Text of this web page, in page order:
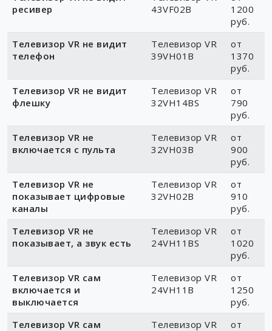
Телевизор VR не видит
Телевизор VR
от
1200
руб.
Телевизор VR не видит
Телевизор VR
от
1370
руб.
Телевизор VR не видит
Телевизор VR
от
790
руб.
Телевизор VR не
Телевизор VR
от
900
руб.
Телевизор VR не
показывает цифровые
каналы
Телевизор VR
от
910
руб.
Телевизор VR не
Телевизор VR
от
1020
руб.
Телевизор VR сам
включается и
выключается
Телевизор VR
от
1250
руб.